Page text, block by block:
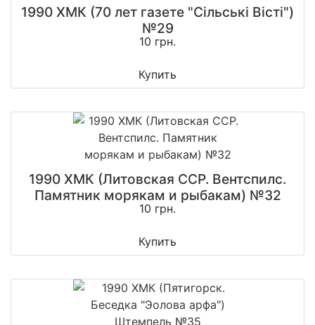
1990 ХМК (70 лет газете "Сiльськi Вiстi")
№29
10 грн.
Купить
1990 ХМК (Литовская ССР. Вентспилс.
Памятник морякам и рыбакам) №32
10 грн.
Купить